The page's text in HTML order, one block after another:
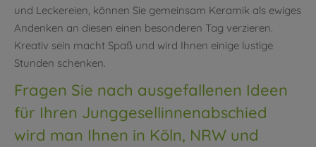
und Leckereien, können Sie gemeinsam Keramik als ewiges
Andenken an diesen einen besonderen Tag verzieren.
Kreativ sein macht Spaß und wird Ihnen einige lustige
Stunden schenken.
Fragen Sie nach ausgefallenen Ideen
für Ihren Junggesellinnenabschied
wird man Ihnen in Köln, NRW und